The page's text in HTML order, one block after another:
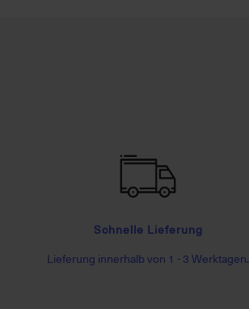
Schnelle Lieferung
Lieferung innerhalb von 1 - 3 Werktagen.